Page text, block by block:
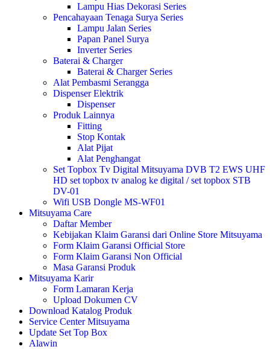
Lampu Hias Dekorasi Series
Pencahayaan Tenaga Surya Series
Lampu Jalan Series
Papan Panel Surya
Inverter Series
Baterai & Charger
Baterai & Charger Series
Alat Pembasmi Serangga
Dispenser Elektrik
Dispenser
Produk Lainnya
Fitting
Stop Kontak
Alat Pijat
Alat Penghangat
Set Topbox Tv Digital Mitsuyama DVB T2 EWS UHF
HD set topbox tv analog ke digital / set topbox STB
DV-01
Wifi USB Dongle MS-WF01
Mitsuyama Care
Daftar Member
Kebijakan Klaim Garansi dari Online Store Mitsuyama
Form Klaim Garansi Official Store
Form Klaim Garansi Non Official
Masa Garansi Produk
Mitsuyama Karir
Form Lamaran Kerja
Upload Dokumen CV
Download Katalog Produk
Service Center Mitsuyama
Update Set Top Box
Alawin